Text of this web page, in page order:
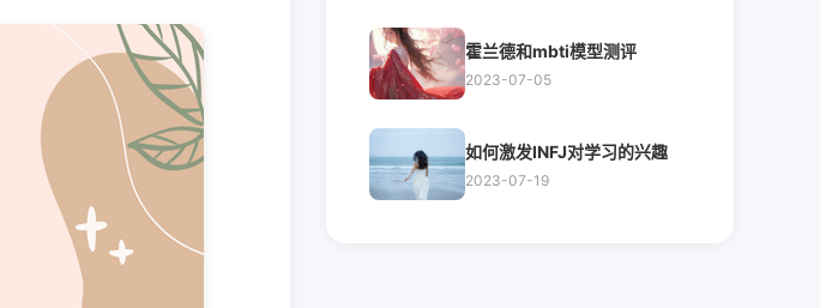
霍兰德和mbti模型测评
2023-07-05
如何激发INFJ对学习的兴趣
2023-07-19